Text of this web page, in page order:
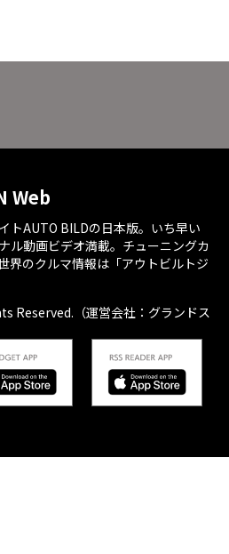
Web
トAUTO BILDの日本版。いち早い
ル動画ビデオ満載。チューニングカ
界のクルマ情報は「アウトビルトジ
Reserved.（運営会社：グランドス